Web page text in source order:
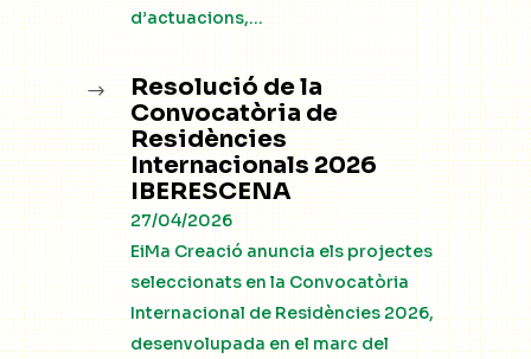
d’actuacions,...
$
Resolució de la
Convocatòria de
Residències
Internacionals 2026
IBERESCENA
27/04/2026
EiMa Creació anuncia els projectes
seleccionats en la Convocatòria
Internacional de Residències 2026,
desenvolupada en el marc del